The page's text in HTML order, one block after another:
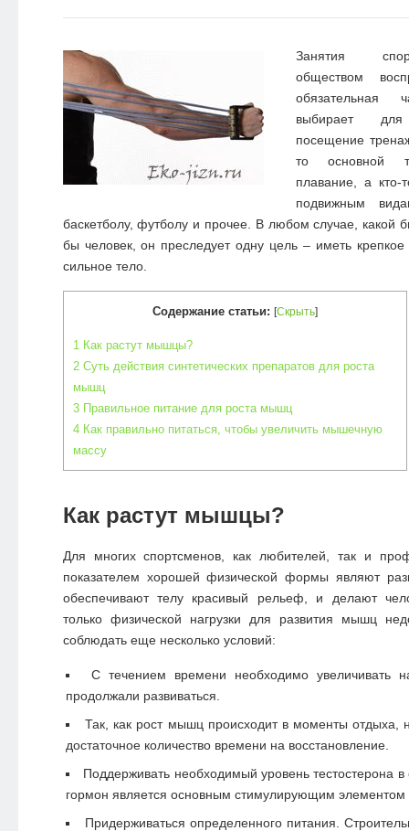
Занятия
обществом
обязательная
выбирает
посещение
то основной
плавание, а кто-
подвижным
баскетболу, футболу и прочее. В любом случае, какой
бы человек, он преследует одну цель – иметь крепкое
сильное тело.
Содержание статьи: [Скрыть]
1Как растут мышцы?
2Суть действия синтетических препаратов для роста
мышц
3Правильное питание для роста мышц
4Как правильно питаться, чтобы увеличить мышечную
массу
Как растут мышцы?
Для многих спортсменов, как любителей, так и
показателем хорошей физической формы являют
обеспечивают телу красивый рельеф, и делают
только физической нагрузки для развития мышц
соблюдать еще несколько условий:
С течением времени необходимо увеличивать
продолжали развиваться.
Так, как рост мышц происходит в моменты отдыха,
достаточное количество времени на восстановление.
Поддерживать необходимый уровень тестостерона
гормон является основным стимулирующим
Придерживаться определенного питания.